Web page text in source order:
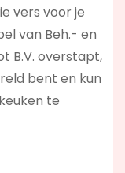
vers voor je
van Beh.- en
B.V. overstapt,
bent en kun
te